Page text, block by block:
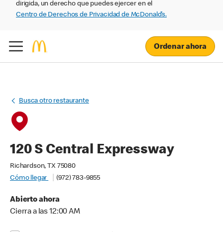
dirigida, un derecho que puedes ejercer en el
Centro de Derechos de Privacidad de McDonald’s.
Ordenar ahora
Busca otro restaurante
120 S Central Expressway
Richardson, TX 75080
Cómo llegar
(972) 783-9855
Abierto ahora
Cierra a las 12:00 AM